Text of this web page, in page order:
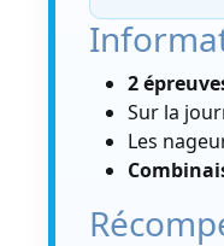
2
Sur la
Les